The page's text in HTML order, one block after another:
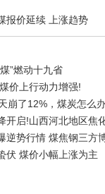
报价延续 上涨趋势
”燃动十九省
价上行动力增强!
崩了12%，煤炭怎么
开启!山西河北地区焦
逆势行情 煤焦钢三方
伏 煤价小幅上涨为主